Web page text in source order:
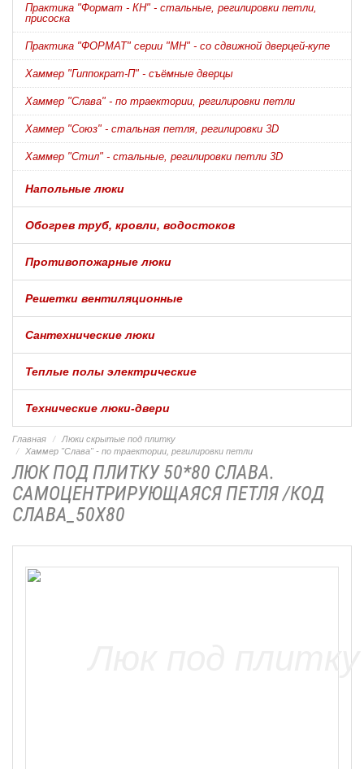
Практика "Формат - КН" - стальные, регилировки петли,
присоска
Практика "ФОРМАТ" серии "МН" - со сдвижной дверцей-купе
Хаммер "Гиппократ-П" - съёмные дверцы
Хаммер "Слава" - по траектории, регилировки петли
Хаммер "Союз" - стальная петля, регилировки 3D
Хаммер "Стил" - стальные, регилировки петли 3D
Напольные люки
Обогрев труб, кровли, водостоков
Противопожарные люки
Решетки вентиляционные
Сантехнические люки
Теплые полы электрические
Технические люки-двери
Главная
Люки скрытые под плитку
Хаммер "Слава" - по траектории, регилировки петли
ЛЮК ПОД ПЛИТКУ 50*80 СЛАВА.
САМОЦЕНТРИРУЮЩАЯСЯ ПЕТЛЯ /КОД
СЛАВА_50Х80